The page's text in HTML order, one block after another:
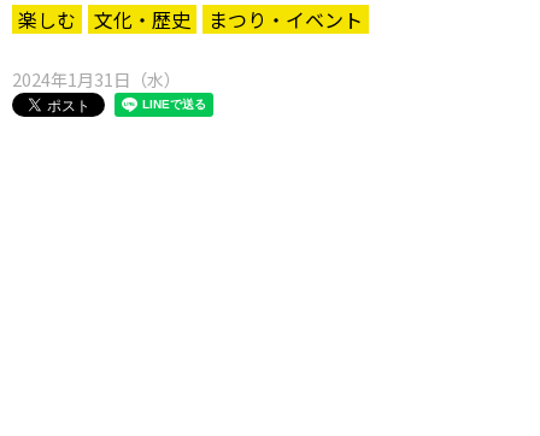
楽しむ
文化・歴史 まつり・イベント
2024年1月31日（水）
知る一覧
世界遺産
文化・歴史
パワースポット
ミステリー